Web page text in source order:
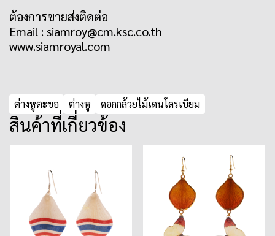
ต้องการขายส่งติดต่อ
Email : siamroy@cm.ksc.co.th
www.siamroyal.com
ต่างหูตะขอ ต่างหู ดอกกล้วยไม้เดนโดรเบียม
สินค้าที่เกี่ยวข้อง